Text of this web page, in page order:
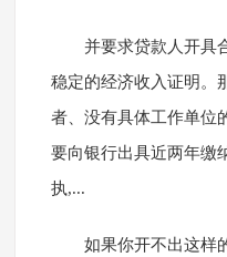
并要求贷款人开具
稳定的经济收入证明。
者、没有具体工作单位
要向银行出具近两年缴
执,...
如果你开不出这样